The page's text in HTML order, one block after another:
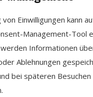
Einwilligungen kann
Management-Tool
Informationen
Ablehnungen
bei späteren